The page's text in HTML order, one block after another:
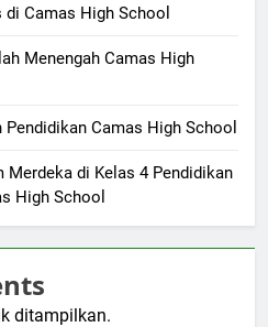
Camas High School
Menengah Camas High
Camas High School
di Kelas 4 Pendidikan
High School
ditampilkan.